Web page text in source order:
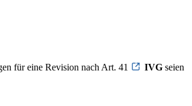
für eine Revision nach Art. 41 IVG seien